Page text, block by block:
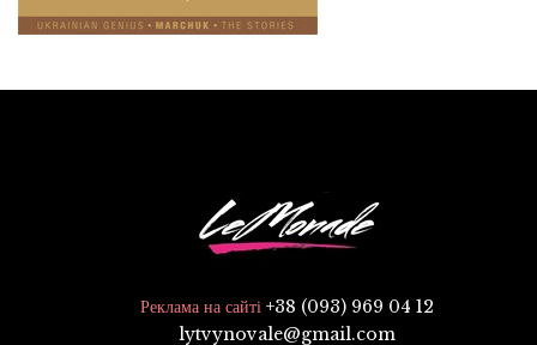
Реклама на сайті +38 (093) 969 04 12
lytvynovale@gmail.com